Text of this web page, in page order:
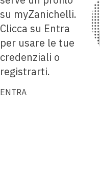
su myZanichelli.
Clicca su Entra
per usare le tue
credenziali o
registrarti.
ENTRA